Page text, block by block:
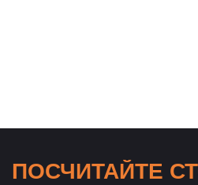
ПОСЧИТАЙТЕ